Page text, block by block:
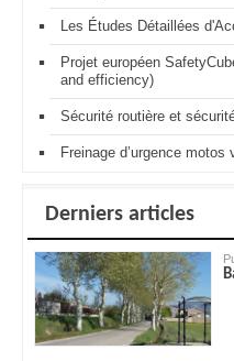
Les Études Détaillées
Projet européen
and efficiency)
Sécurité routière et
Freinage d’urgence
Derniers articles